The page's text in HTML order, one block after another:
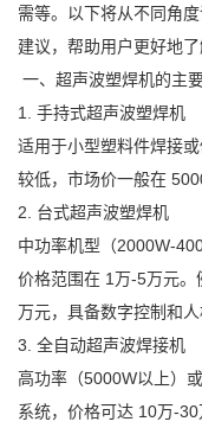
需等。以下将从不同角
建议，帮助用户更好地
一、超声波塑焊机的主
1. 手持式超声波塑焊机
适用于小型塑料件焊接
较低，市场价一般在
2. 台式超声波塑焊机
中功率机型（2000W-
价格范围在 1万-5万元
万元，具备数字控制和人
3. 全自动超声波焊接机
高功率（5000W以上）
系统，价格可达 10万-